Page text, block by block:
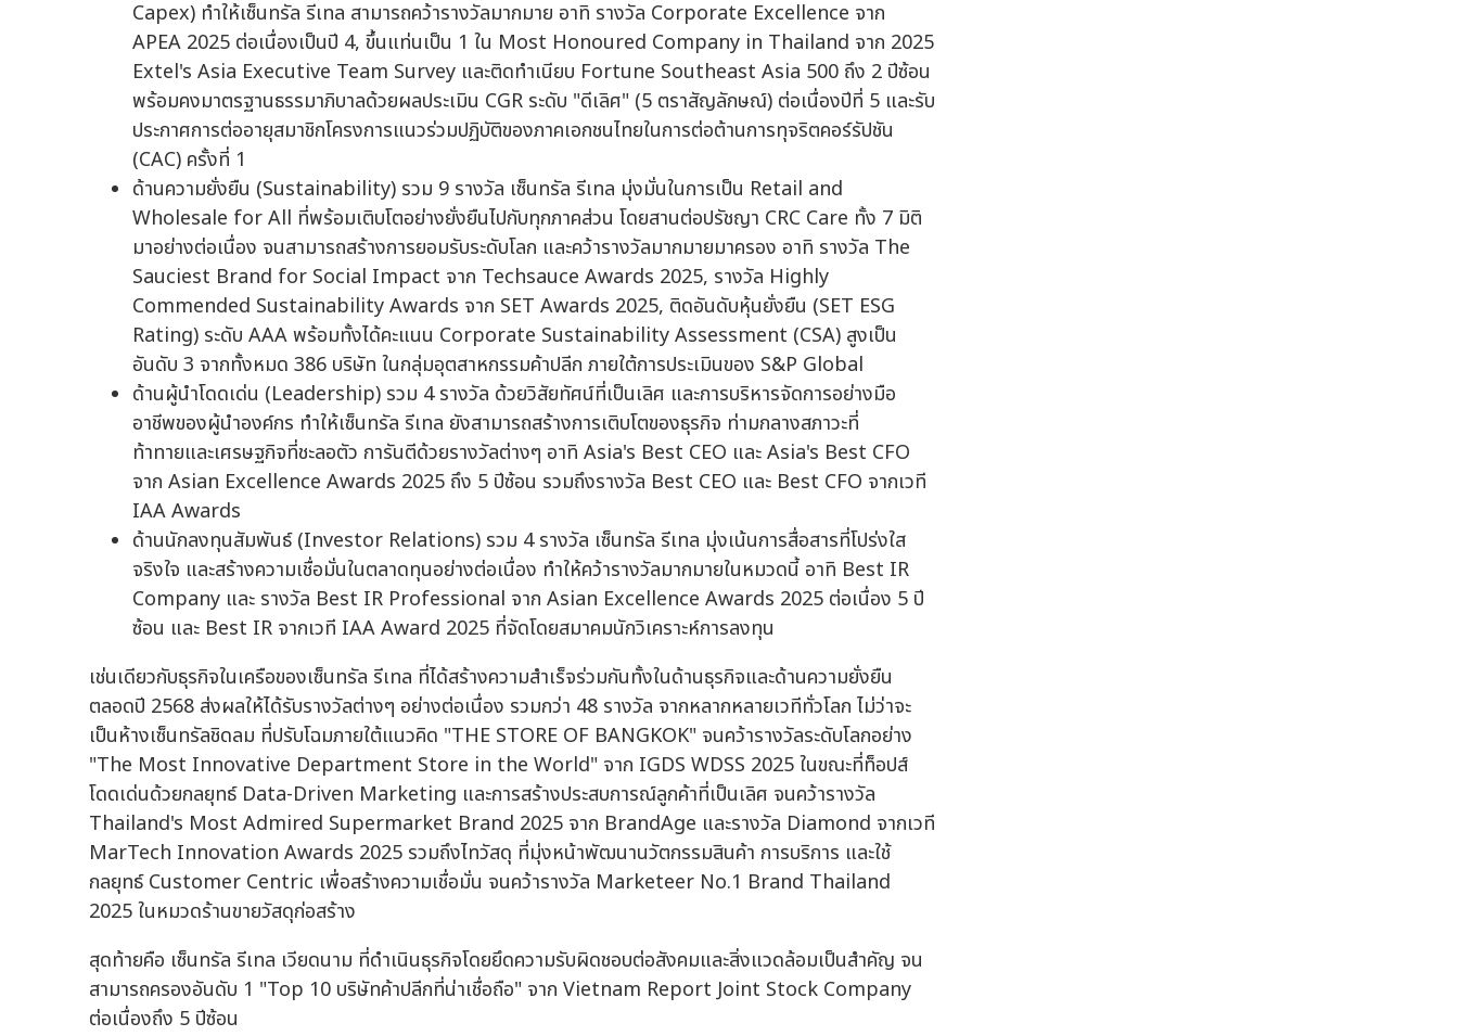
Capex) ทำให้เซ็นทรัล รีเทล สามารถคว้ารางวัลมากมาย อาทิ รางวัล Corporate Excellence จาก
APEA 2025 ต่อเนื่องเป็นปี 4, ขึ้นแท่นเป็น 1 ใน Most Honoured Company in Thailand จาก 2025
Extel's Asia Executive Team Survey และติดทำเนียบ Fortune Southeast Asia 500 ถึง 2 ปีซ้อน
พร้อมคงมาตรฐานธรรมาภิบาลด้วยผลประเมิน CGR ระดับ "ดีเลิศ" (5 ตราสัญลักษณ์) ต่อเนื่องปีที่ 5 และรับ
ประกาศการต่ออายุสมาชิกโครงการแนวร่วมปฏิบัติของภาคเอกชนไทยในการต่อต้านการทุจริตคอร์รัปชัน
(CAC) ครั้งที่ 1
ด้านความยั่งยืน (Sustainability) รวม 9 รางวัล เซ็นทรัล รีเทล มุ่งมั่นในการเป็น Retail and
Wholesale for All ที่พร้อมเติบโตอย่างยั่งยืนไปกับทุกภาคส่วน โดยสานต่อปรัชญา CRC Care ทั้ง 7 มิติ
มาอย่างต่อเนื่อง จนสามารถสร้างการยอมรับระดับโลก และคว้ารางวัลมากมายมาครอง อาทิ รางวัล The
Sauciest Brand for Social Impact จาก Techsauce Awards 2025, รางวัล Highly
Commended Sustainability Awards จาก SET Awards 2025, ติดอันดับหุ้นยั่งยืน (SET ESG
Rating) ระดับ AAA พร้อมทั้งได้คะแนน Corporate Sustainability Assessment (CSA) สูงเป็น
อันดับ 3 จากทั้งหมด 386 บริษัท ในกลุ่มอุตสาหกรรมค้าปลีก ภายใต้การประเมินของ S&P Global
ด้านผู้นำโดดเด่น (Leadership) รวม 4 รางวัล ด้วยวิสัยทัศน์ที่เป็นเลิศ และการบริหารจัดการอย่างมือ
อาชีพของผู้นำองค์กร ทำให้เซ็นทรัล รีเทล ยังสามารถสร้างการเติบโตของธุรกิจ ท่ามกลางสภาวะที่
ท้าทายและเศรษฐกิจที่ชะลอตัว การันตีด้วยรางวัลต่างๆ อาทิ Asia's Best CEO และ Asia's Best CFO
จาก Asian Excellence Awards 2025 ถึง 5 ปีซ้อน รวมถึงรางวัล Best CEO และ Best CFO จากเวที
IAA Awards
ด้านนักลงทุนสัมพันธ์ (Investor Relations) รวม 4 รางวัล เซ็นทรัล รีเทล มุ่งเน้นการสื่อสารที่โปร่งใส
จริงใจ และสร้างความเชื่อมั่นในตลาดทุนอย่างต่อเนื่อง ทำให้คว้ารางวัลมากมายในหมวดนี้ อาทิ Best IR
Company และ รางวัล Best IR Professional จาก Asian Excellence Awards 2025 ต่อเนื่อง 5 ปี
ซ้อน และ Best IR จากเวที IAA Award 2025 ที่จัดโดยสมาคมนักวิเคราะห์การลงทุน
เช่นเดียวกับธุรกิจในเครือของเซ็นทรัล รีเทล ที่ได้สร้างความสำเร็จร่วมกันทั้งในด้านธุรกิจและด้านความยั่งยืน
ตลอดปี 2568 ส่งผลให้ได้รับรางวัลต่างๆ อย่างต่อเนื่อง รวมกว่า 48 รางวัล จากหลากหลายเวทีทั่วโลก ไม่ว่าจะ
เป็นห้างเซ็นทรัลชิดลม ที่ปรับโฉมภายใต้แนวคิด "THE STORE OF BANGKOK" จนคว้ารางวัลระดับโลกอย่าง
"The Most Innovative Department Store in the World" จาก IGDS WDSS 2025 ในขณะที่ท็อปส์
โดดเด่นด้วยกลยุทธ์ Data-Driven Marketing และการสร้างประสบการณ์ลูกค้าที่เป็นเลิศ จนคว้ารางวัล
Thailand's Most Admired Supermarket Brand 2025 จาก BrandAge และรางวัล Diamond จากเวที
MarTech Innovation Awards 2025 รวมถึงไทวัสดุ ที่มุ่งหน้าพัฒนานวัตกรรมสินค้า การบริการ และใช้
กลยุทธ์ Customer Centric เพื่อสร้างความเชื่อมั่น จนคว้ารางวัล Marketeer No.1 Brand Thailand
2025 ในหมวดร้านขายวัสดุก่อสร้าง
สุดท้ายคือ เซ็นทรัล รีเทล เวียดนาม ที่ดำเนินธุรกิจโดยยึดความรับผิดชอบต่อสังคมและสิ่งแวดล้อมเป็นสำคัญ จน
สามารถครองอันดับ 1 "Top 10 บริษัทค้าปลีกที่น่าเชื่อถือ" จาก Vietnam Report Joint Stock Company
ต่อเนื่องถึง 5 ปีซ้อน